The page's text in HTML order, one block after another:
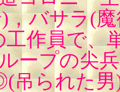
バサラ(
作員で、
ープの尖
吊られた